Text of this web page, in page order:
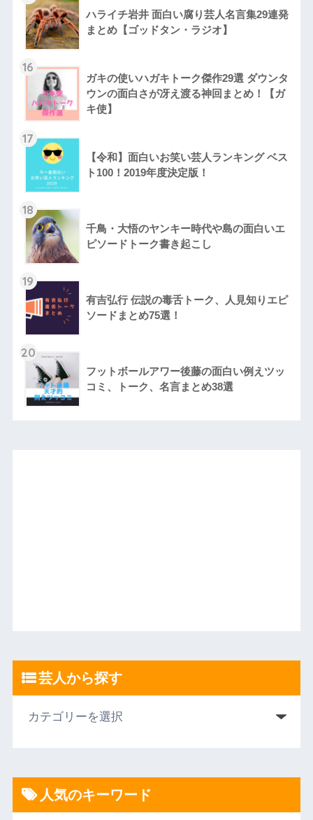
ハライチ岩井 面白い腐り芸人名言集29連発
まとめ【ゴッドタン・ラジオ】
16
ガキの使いハガキトーク傑作29選 ダウンタ
ウンの面白さが冴え渡る神回まとめ！【ガ
キ使】
17
【令和】面白いお笑い芸人ランキング ベス
ト100！2019年度決定版！
18
千鳥・大悟のヤンキー時代や島の面白いエ
ピソードトーク書き起こし
19
有吉弘行 伝説の毒舌トーク、人見知りエピ
ソードまとめ75選！
20
フットボールアワー後藤の面白い例えツッ
コミ、トーク、名言まとめ38選
芸人から探す
人気のキーワード